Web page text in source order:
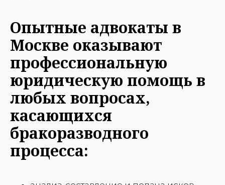
Опытные адвокаты в
Москве оказывают
профессиональную
юридическую помощь в
любых вопросах,
касающихся
бракоразводного
процесса: